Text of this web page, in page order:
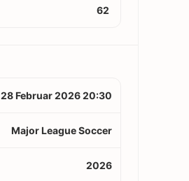
62
28 Februar 2026 20:30
Major League Soccer
2026